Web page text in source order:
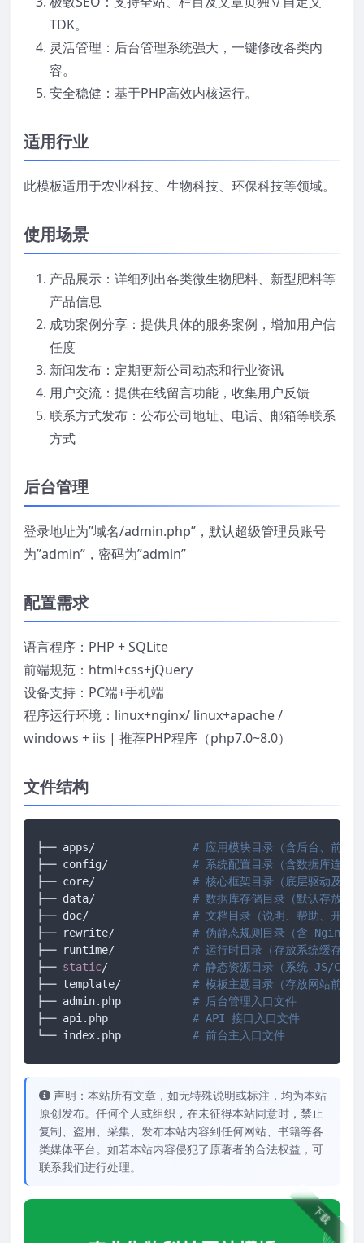
TDK。
灵活管理：后台管理系统强大，一键修改各类内
容。
安全稳健：基于PHP高效内核运行。
适用行业
此模板适用于农业科技、生物科技、环保科技等领域。
使用场景
产品展示：详细列出各类微生物肥料、新型肥料等
产品信息
成功案例分享：提供具体的服务案例，增加用户信
任度
新闻发布：定期更新公司动态和行业资讯
用户交流：提供在线留言功能，收集用户反馈
联系方式发布：公布公司地址、电话、邮箱等联系
方式
后台管理
登录地址为”域名/admin.php”，默认超级管理员账号
为”admin”，密码为”admin”
配置需求
语言程序：PHP + SQLite
前端规范：html+css+jQuery
设备支持：PC端+手机端
程序运行环境：linux+nginx/ linux+apache /
windows + iis | 推荐PHP程序（php7.0~8.0）
文件结构
# 应用模块目录（含后台、前台
# 系统配置目录（含数据库连接
# 核心框架目录（底层驱动及框
# 数据库存储目录（默认存放
# 文档目录（说明、帮助、开发
# 伪静态规则目录（含 Nginx/
# 运行时目录（存放系统缓存、
├── static
# 静态资源目录（系统 JS/CSS
# 模板主题目录（存放网站前端
# 后台管理入口文件
# API 接口入口文件
# 前台主入口文件
声明：本站所有文章，如无特殊说明或标注，均为本站
原创发布。任何个人或组织，在未征得本站同意时，禁止
复制、盗用、采集、发布本站内容到任何网站、书籍等各
类媒体平台。如若本站内容侵犯了原著者的合法权益，可
联系我们进行处理。
下载